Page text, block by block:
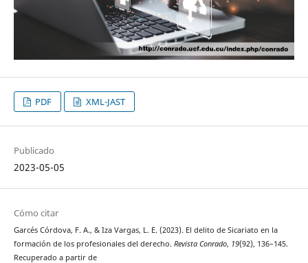
PDF XML-JAST
Publicado
2023-05-05
Cómo citar
Garcés Córdova, F. A., & Iza Vargas, L. E. (2023). El delito de Sicariato en la
formación de los profesionales del derecho. Revista Conrado, 19(92), 136–145.
Recuperado a partir de